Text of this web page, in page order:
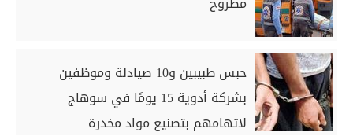
حبس طبيبين و10 صيادلة وموظفين
بشركة أدوية 15 يومًا في سوهاج
لاتهامهم بتصنيع مواد مخدرة